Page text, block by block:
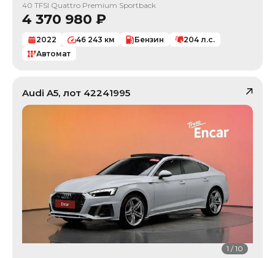
40 TFSI Quattro Premium Sportback
4 370 980 ₽
2022 46 243 км Бензин 204 л.с.
Автомат
Audi A5, лот 42241995
1 /10